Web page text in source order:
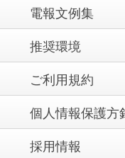
電報文例集
推奨環境
ご利用規約
個人情報保護方
採用情報